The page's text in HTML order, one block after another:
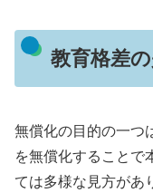
教育格差
無償化の目的の一つ
を無償化することで
ては多様な見方があ